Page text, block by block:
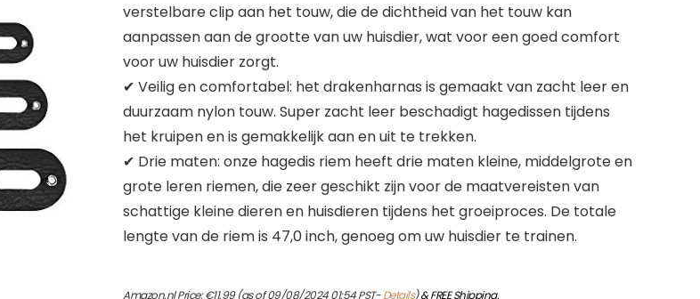
verstelbare clip aan het touw, die de dichtheid van het touw kan
aanpassen aan de grootte van uw huisdier, wat voor een goed comfort
voor uw huisdier zorgt.
✔ Veilig en comfortabel: het drakenharnas is gemaakt van zacht leer en
duurzaam nylon touw. Super zacht leer beschadigt hagedissen tijdens
het kruipen en is gemakkelijk aan en uit te trekken.
✔ Drie maten: onze hagedis riem heeft drie maten kleine, middelgrote en
grote leren riemen, die zeer geschikt zijn voor de maatvereisten van
schattige kleine dieren en huisdieren tijdens het groeiproces. De totale
lengte van de riem is 47,0 inch, genoeg om uw huisdier te trainen.
Amazon.nl Price:€11.99(as of 09/08/2024 01:54 PST-Details)&FREE Shipping.